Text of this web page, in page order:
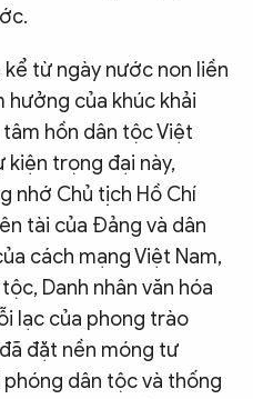
từ ngày nước non liền
hưởng của khúc khải
hồn dân tộc Việt
kiện trọng đại này,
nhớ Chủ tịch Hồ Chí
tài của Đảng và dân
cách mạng Việt Nam,
Danh nhân văn hóa
lạc của phong trào
đặt nền móng tư
dân tộc và thống